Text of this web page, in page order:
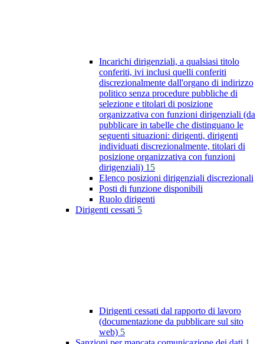
Incarichi dirigenziali, a qualsiasi titolo
conferiti, ivi inclusi quelli conferiti
discrezionalmente dall'organo di indirizzo
politico senza procedure pubbliche di
selezione e titolari di posizione
organizzativa con funzioni dirigenziali (da
pubblicare in tabelle che distinguano le
seguenti situazioni: dirigenti, dirigenti
individuati discrezionalmente, titolari di
posizione organizzativa con funzioni
dirigenziali) 15
Elenco posizioni dirigenziali discrezionali
Posti di funzione disponibili
Ruolo dirigenti
Dirigenti cessati 5
Dirigenti cessati dal rapporto di lavoro
(documentazione da pubblicare sul sito
web) 5